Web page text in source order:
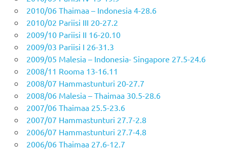
2010/06 Thaimaa – Indonesia 4-28.6
2010/02 Pariisi III 20-27.2
2009/10 Pariisi II 16-20.10
2009/03 Pariisi I 26-31.3
2009/05 Malesia – Indonesia- Singapore 27.5-24.6
2008/11 Rooma 13-16.11
2008/07 Hammastunturi 20-27.7
2008/06 Malesia – Thaimaa 30.5-28.6
2007/06 Thaimaa 25.5-23.6
2007/07 Hammastunturi 27.7-2.8
2006/07 Hammastunturi 27.7-4.8
2006/06 Thaimaa 27.6-12.7